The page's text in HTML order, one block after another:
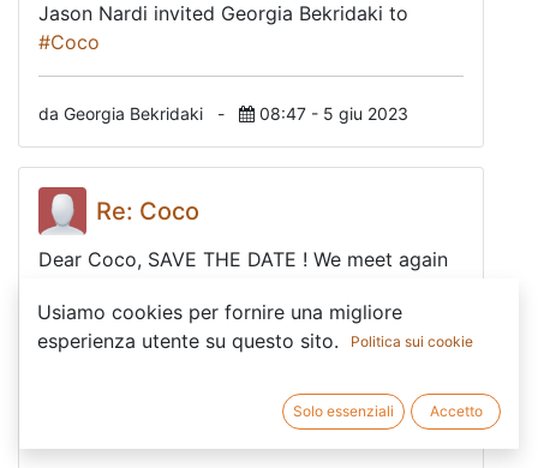
Jason Nardi invited Georgia Bekridaki to
#Coco
da Georgia Bekridaki - 08:47 - 5 giu 2023
Re: Coco
Dear Coco, SAVE THE DATE ! We meet again
meet here:https://meet.ripess.org/rip-jhv-fzu
Thank you, have a nice day everyone !
05:57 - 5 apr 2023
Usiamo cookies per fornire una migliore
esperienza utente su questo sito.
Politica sui cookie
Solo essenziali Accetto